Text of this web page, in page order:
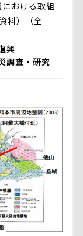
おける取組
料）（全
興
調査・研究